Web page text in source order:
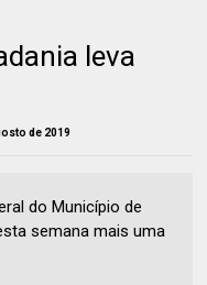
leva
de 2019
do Município de
semana mais uma